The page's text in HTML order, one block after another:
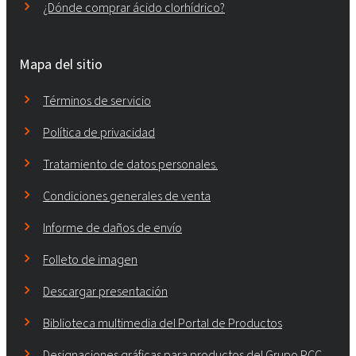
¿Dónde comprar ácido clorhídrico?
Mapa del sitio
Términos de servicio
Política de privacidad
Tratamiento de datos personales.
Condiciones generales de venta
Informe de daños de envío
Folleto de imagen
Descargar presentación
Biblioteca multimedia del Portal de Productos